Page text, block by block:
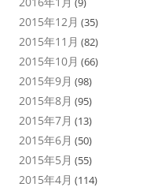
2015年12月 (35)
2015年11月 (82)
2015年10月 (66)
2015年9月 (98)
2015年8月 (95)
2015年7月 (13)
2015年6月 (50)
2015年5月 (55)
2015年4月 (114)